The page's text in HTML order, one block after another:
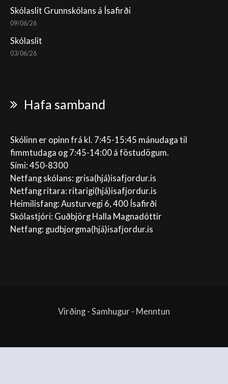
Skólaslit Grunnskólans á Ísafirði
09/06/26
Skólaslit
03/06/26
Hafa samband
Skólinn er opinn frá kl. 7:45-15:45 mánudaga til
fimmtudaga og 7:45-14:00 á föstudögum.
Sími: 450-8300
Netfang skólans: grisa(hjá)isafjordur.is
Netfang ritara: ritarigi(hjá)isafjordur.is
Heimilisfang: Austurvegi 6, 400 Ísafirði
Skólastjóri: Guðbjörg Halla Magnadóttir
Netfang: gudbjorgma(hjá)isafjordur.is
Virðing - Samhugur - Menntun